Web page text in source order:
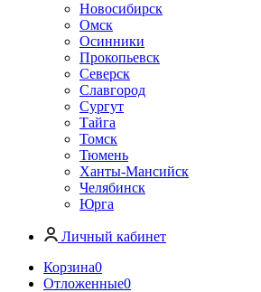
Новосибирск
Омск
Осинники
Прокопьевск
Северск
Славгород
Сургут
Тайга
Томск
Тюмень
Ханты-Мансийск
Челябинск
Юрга
Личный кабинет
Корзина0
Отложенные0